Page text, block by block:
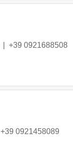
+39 0921688508
+39 0921458089